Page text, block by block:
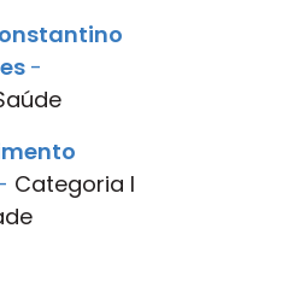
-
Categoria I